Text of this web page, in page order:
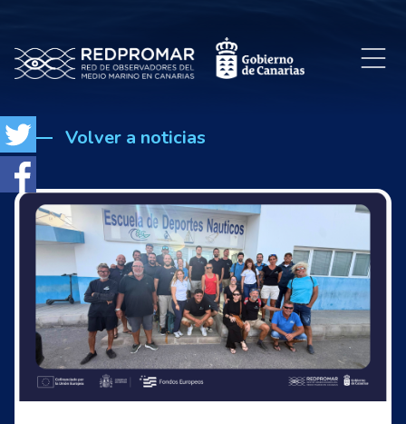
Volver a noticias